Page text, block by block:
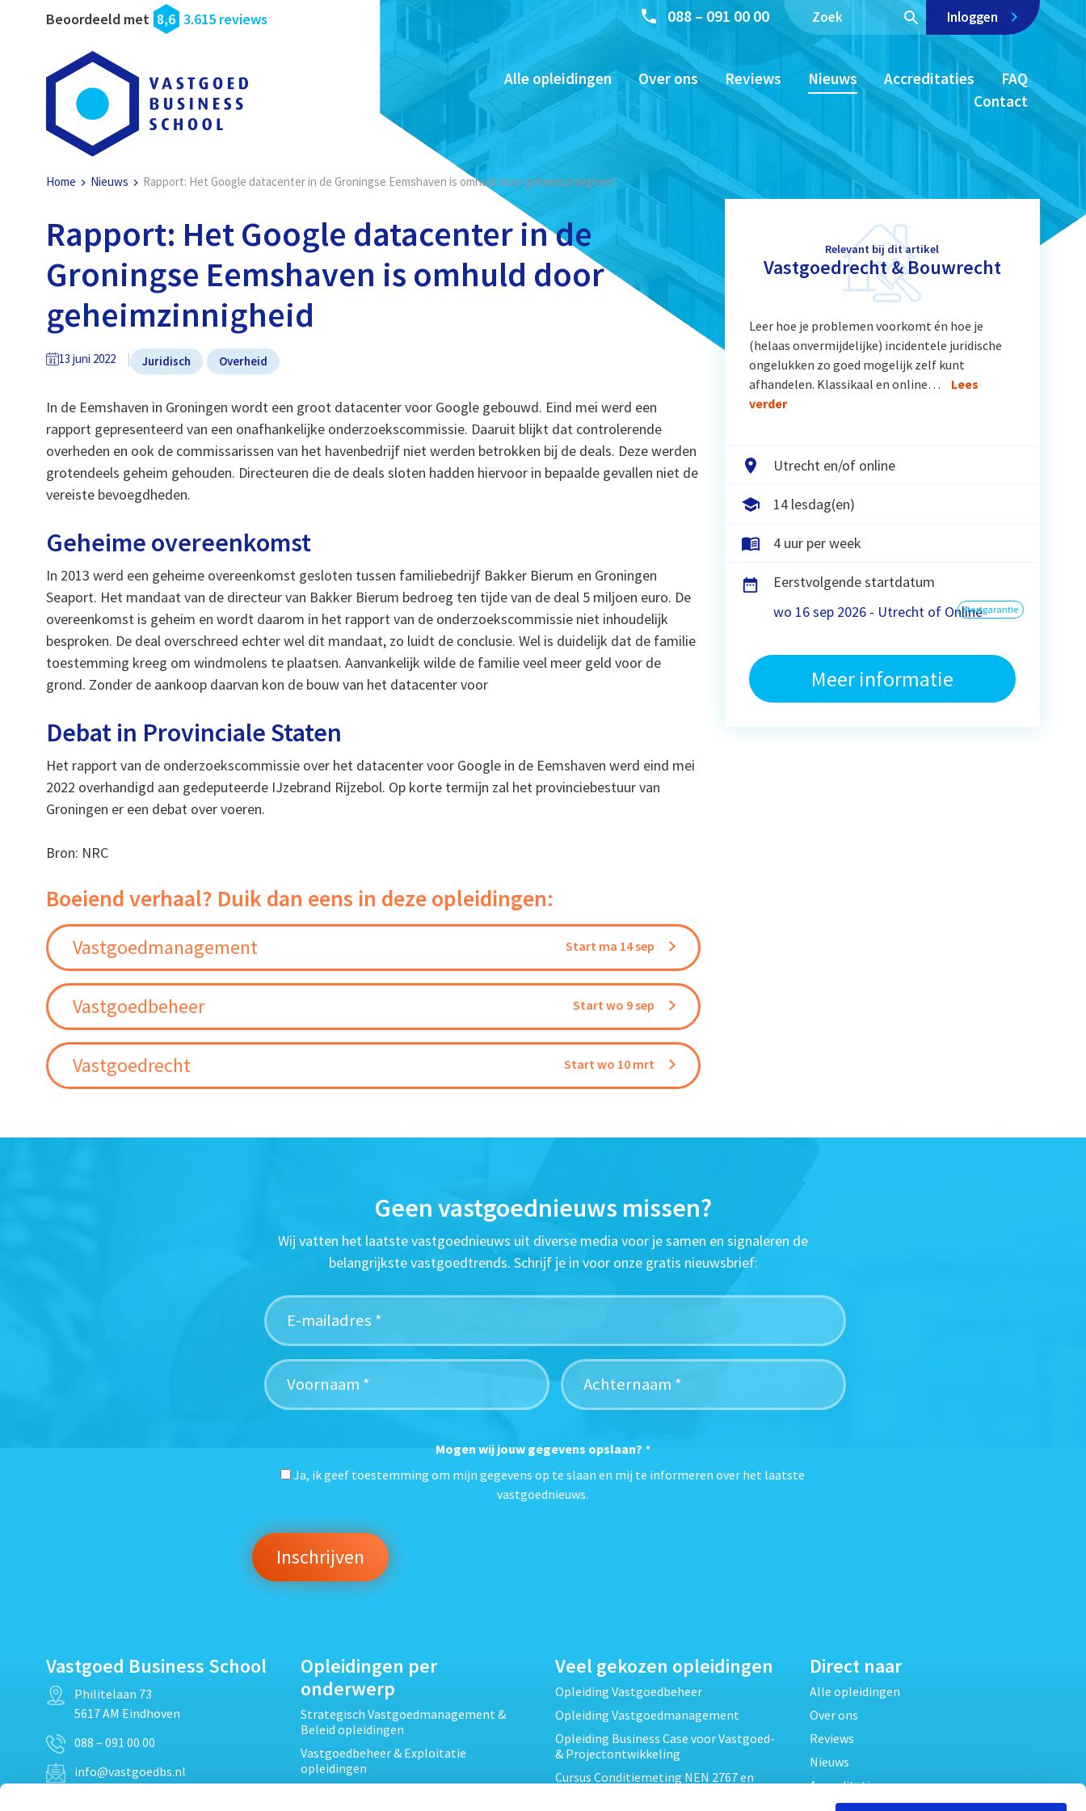
Beoordeeld met 8,6 3.615 reviews 088 – 091 00 00 Inloggen
Alle opleidingen Over ons Reviews Nieuws Accreditaties
FAQ
Contact
Home Nieuws Rapport: Het Google datacenter in de Groningse Eemshaven is omhuld door geheimzinnigheid
Rapport: Het Google datacenter in de
Groningse Eemshaven is omhuld door
geheimzinnigheid
13 juni 2022 Juridisch Overheid
In de Eemshaven in Groningen wordt een groot datacenter voor Google gebouwd. Eind mei werd een
rapport gepresenteerd van een onafhankelijke onderzoekscommissie. Daaruit blijkt dat controlerende
overheden en ook de commissarissen van het havenbedrijf niet werden betrokken bij de deals. Deze werden
grotendeels geheim gehouden. Directeuren die de deals sloten hadden hiervoor in bepaalde gevallen niet de
vereiste bevoegdheden.
Geheime overeenkomst
In 2013 werd een geheime overeenkomst gesloten tussen familiebedrijf Bakker Bierum en Groningen
Seaport. Het mandaat van de directeur van Bakker Bierum bedroeg ten tijde van de deal 5 miljoen euro. De
overeenkomst is geheim en wordt daarom in het rapport van de onderzoekscommissie niet inhoudelijk
besproken. De deal overschreed echter wel dit mandaat, zo luidt de conclusie. Wel is duidelijk dat de familie
toestemming kreeg om windmolens te plaatsen. Aanvankelijk wilde de familie veel meer geld voor de
grond. Zonder de aankoop daarvan kon de bouw van het datacenter voor
Debat in Provinciale Staten
Het rapport van de onderzoekscommissie over het datacenter voor Google in de Eemshaven werd eind mei
2022 overhandigd aan gedeputeerde IJzebrand Rijzebol. Op korte termijn zal het provinciebestuur van
Groningen er een debat over voeren.
Bron: NRC
Boeiend verhaal? Duik dan eens in deze opleidingen:
Vastgoedmanagement Start ma 14 sep
Vastgoedbeheer Start wo 9 sep
Vastgoedrecht Start wo 10 mrt
Relevant bij dit artikel
Vastgoedrecht & Bouwrecht
Leer hoe je problemen voorkomt én hoe je
(helaas onvermijdelijke) incidentele juridische
ongelukken zo goed mogelijk zelf kunt
afhandelen. Klassikaal en online…
Lees
verder
Utrecht en/of online
14 lesdag(en)
4 uur per week
Eerstvolgende startdatum
wo 16 sep 2026 - Utrecht of Onlinestartgarantie
Meer informatie
Geen vastgoednieuws missen?
Wij vatten het laatste vastgoednieuws uit diverse media voor je samen en signaleren de
belangrijkste vastgoedtrends. Schrijf je in voor onze gratis nieuwsbrief:
Mogen wij jouw gegevens opslaan? *
Ja, ik geef toestemming om mijn gegevens op te slaan en mij te informeren over het laatste
vastgoednieuws.
Vastgoed Business School
Philitelaan 73
5617 AM Eindhoven
088 – 091 00 00
info@vastgoedbs.nl
Opleidingen per
onderwerp
Strategisch Vastgoedmanagement &
Beleid opleidingen
Vastgoedbeheer & Exploitatie
opleidingen
Veel gekozen opleidingen
Opleiding Vastgoedbeheer
Opleiding Vastgoedmanagement
Opleiding Business Case voor Vastgoed-
& Projectontwikkeling
Cursus Conditiemeting NEN 2767 en
Direct naar
Alle opleidingen
Over ons
Reviews
Nieuws
Accreditaties